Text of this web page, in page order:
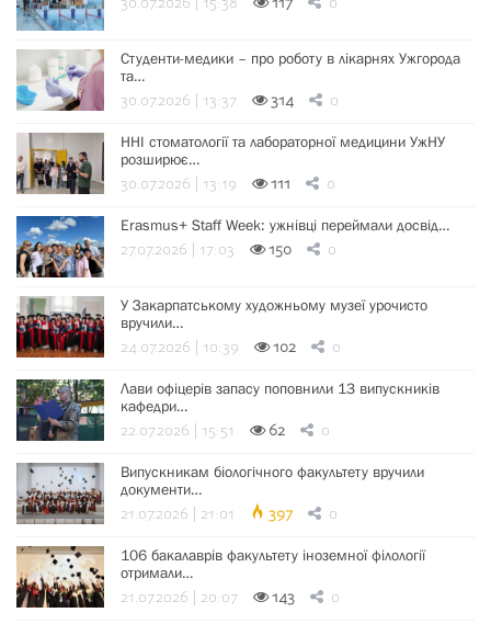
Студенти-медики – про роботу в лікарнях Ужгорода
та…
30.07.2026 | 13:37 314 0
ННІ стоматології та лабораторної медицини УжНУ
розширює…
30.07.2026 | 13:19 111 0
Erasmus+ Staff Week: ужнівці переймали досвід…
27.07.2026 | 17:03 150 0
У Закарпатському художньому музеї урочисто
вручили…
24.07.2026 | 10:39 102 0
Лави офіцерів запасу поповнили 13 випускників
кафедри…
22.07.2026 | 15:51 62 0
Випускникам біологічного факультету вручили
документи…
21.07.2026 | 21:01 397 0
106 бакалаврів факультету іноземної філології
отримали…
21.07.2026 | 20:07 143 0